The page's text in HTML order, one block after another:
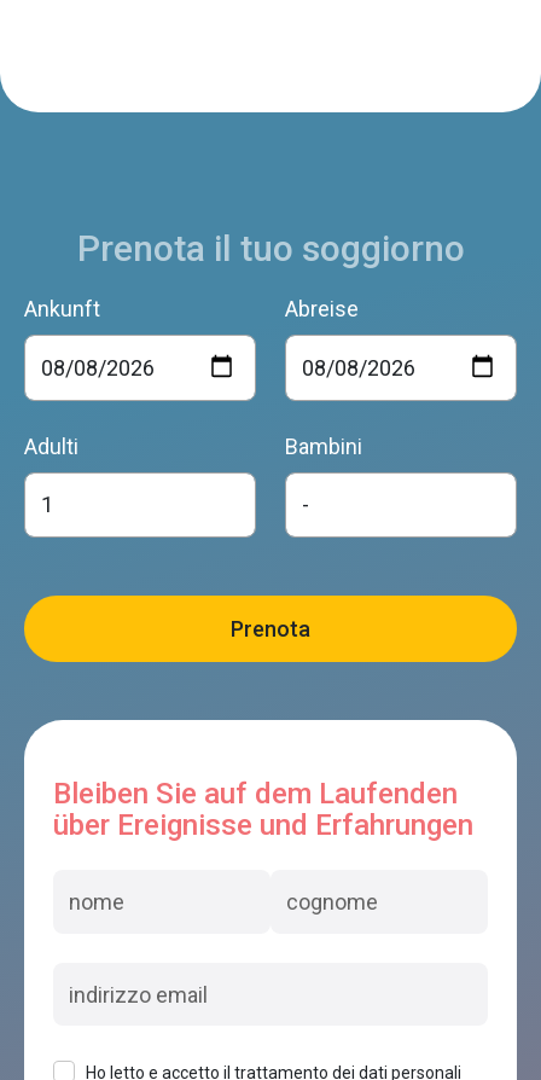
Prenota il tuo soggiorno
Ankunft Abreise
Adulti Bambini
Bleiben Sie auf dem Laufenden
über Ereignisse und Erfahrungen
Ho letto e accetto il trattamento dei dati personali